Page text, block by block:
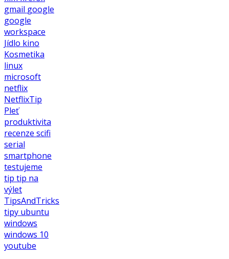
gmail google
google
workspace
Jídlo kino
Kosmetika
linux
microsoft
netflix
NetflixTip
Pleť
produktivita
recenze scifi
serial
smartphone
testujeme
tip tip na
výlet
TipsAndTricks
tipy ubuntu
windows
windows 10
youtube